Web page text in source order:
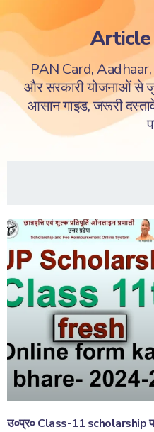
PAN Card,
और सरकारी योजनाओं से
आसान गाइड, जरूरी
उ०प्र० Class-11 scholarship